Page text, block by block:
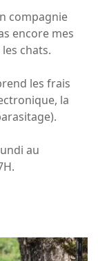
compagnie
encore mes
chats.
les frais
la
au